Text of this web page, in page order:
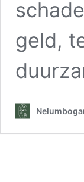
geld,